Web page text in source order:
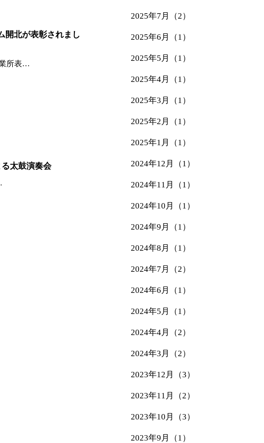
開北が表彰されまし
所表…
太鼓演奏会
2025年7月（2）
2025年6月（1）
2025年5月（1）
2025年4月（1）
2025年3月（1）
2025年2月（1）
2025年1月（1）
2024年12月（1）
2024年11月（1）
2024年10月（1）
2024年9月（1）
2024年8月（1）
2024年7月（2）
2024年6月（1）
2024年5月（1）
2024年4月（2）
2024年3月（2）
2023年12月（3）
2023年11月（2）
2023年10月（3）
2023年9月（1）